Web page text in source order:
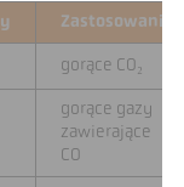
Zastosowanie
gorące CO₂
gorące gazy
zawierające
CO